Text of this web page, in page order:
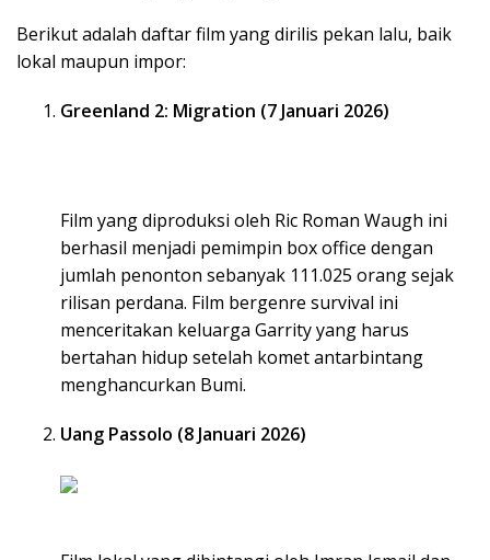
Berikut adalah daftar film yang dirilis pekan lalu, baik
lokal maupun impor:
Greenland 2: Migration (7 Januari 2026)
Film yang diproduksi oleh Ric Roman Waugh ini
berhasil menjadi pemimpin box office dengan
jumlah penonton sebanyak 111.025 orang sejak
rilisan perdana. Film bergenre survival ini
menceritakan keluarga Garrity yang harus
bertahan hidup setelah komet antarbintang
menghancurkan Bumi.
Uang Passolo (8 Januari 2026)